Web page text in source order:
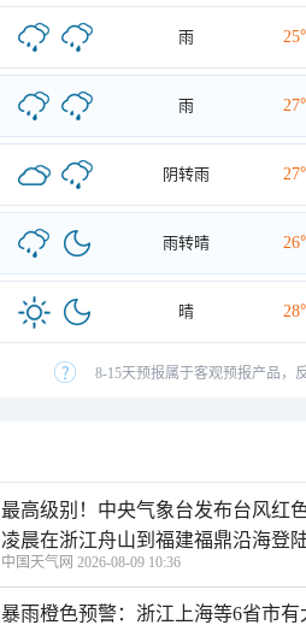
雨
雨
阴转雨
雨转晴
晴
8-15天预报属于客观预报产品，
最高级别！中央气象台发布台风红
凌晨在浙江舟山到福建福鼎沿海登
中国天气网 2026-08-09 10:36
暴雨橙色预警：浙江上海等6省市